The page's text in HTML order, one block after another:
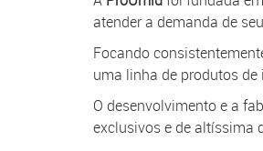
atender a demanda de
Focando
uma linha de produtos
O desenvolvimento e a
exclusivos e de altíssima